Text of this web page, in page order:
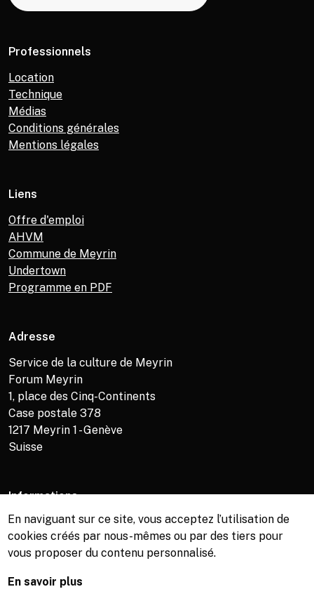
Professionnels
Location
Technique
Médias
Conditions générales
Mentions légales
Liens
Offre d'emploi
AHVM
Commune de Meyrin
Undertown
Programme en PDF
Adresse
Service de la culture de Meyrin
Forum Meyrin
1, place des Cinq-Continents
Case postale 378
1217 Meyrin 1 - Genève
Suisse
Informations
Service de la culture +41 (0)22 989 16 69
Billetterie +41 (0)22 989 34 34
Bibliothèque +41 (0)22 989 34 74
En naviguant sur ce site, vous acceptez l’utilisation de
cookies créés par nous-mêmes ou par des tiers pour
vous proposer du contenu personnalisé.
En savoir plus